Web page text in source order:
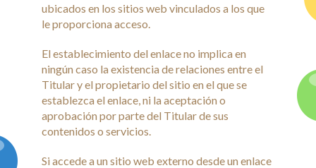
ubicados en los sitios web vinculados a los que
le proporciona acceso.
El establecimiento del enlace no implica en
ningún caso la existencia de relaciones entre el
Titular y el propietario del sitio en el que se
establezca el enlace, ni la aceptación o
aprobación por parte del Titular de sus
contenidos o servicios.
Si accede a un sitio web externo desde un enlace